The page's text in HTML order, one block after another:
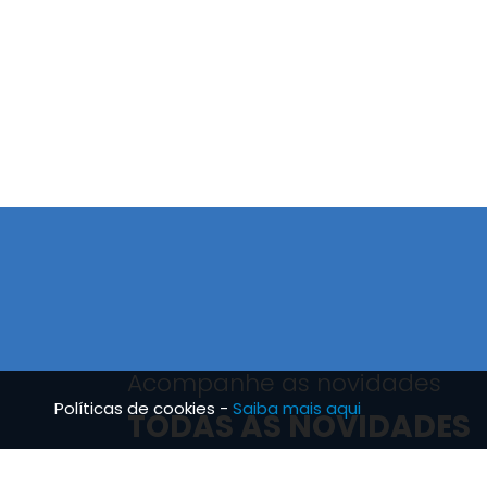
Acompanhe as novidades
TODAS AS NOVIDADES
Políticas de cookies - Saiba mais aqui